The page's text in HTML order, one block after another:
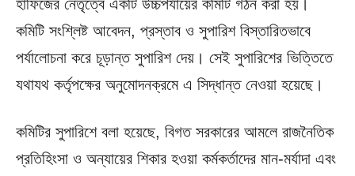
হাফিজের নেতৃত্বে একটি উচ্চপর্যায়ের কমিটি গঠন করা হয়।
কমিটি সংশ্লিষ্ট আবেদন, প্রস্তাব ও সুপারিশ বিস্তারিতভাবে
পর্যালোচনা করে চূড়ান্ত সুপারিশ দেয়। সেই সুপারিশের ভিত্তিতে
যথাযথ কর্তৃপক্ষের অনুমোদনক্রমে এ সিদ্ধান্ত নেওয়া হয়েছে।
কমিটির সুপারিশে বলা হয়েছে, বিগত সরকারের আমলে রাজনৈতিক
প্রতিহিংসা ও অন্যায়ের শিকার হওয়া কর্মকর্তাদের মান-মর্যাদা এবং